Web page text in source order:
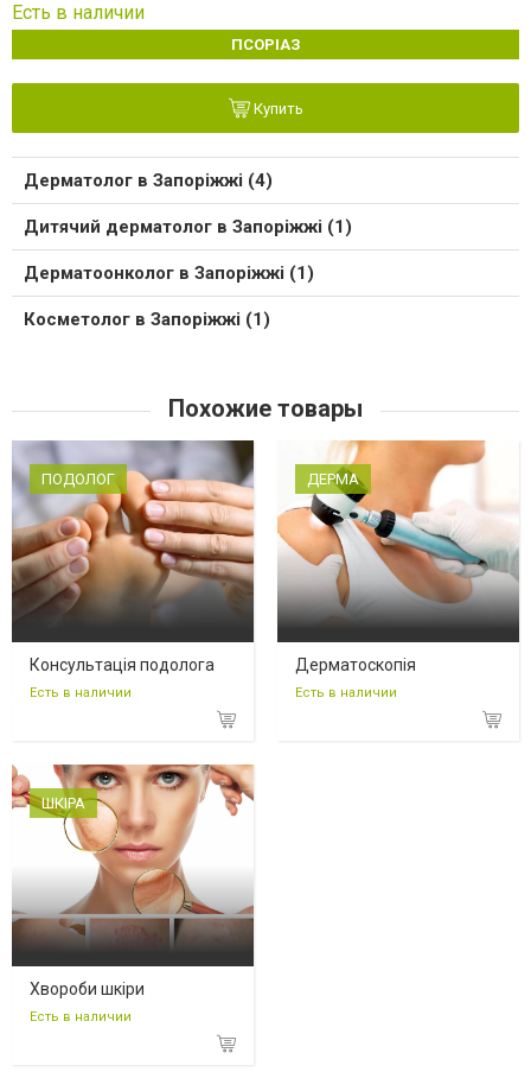
Есть в наличии
ПСОРІАЗ
Купить
Дерматолог в Запоріжжі (4)
Дитячий дерматолог в Запоріжжі (1)
Дерматоонколог в Запоріжжі (1)
Косметолог в Запоріжжі (1)
Похожие товары
ПОДОЛОГ
Консультація подолога
Есть в наличии
ДЕРМА
Дерматоскопія
Есть в наличии
ШКІРА
Хвороби шкіри
Есть в наличии